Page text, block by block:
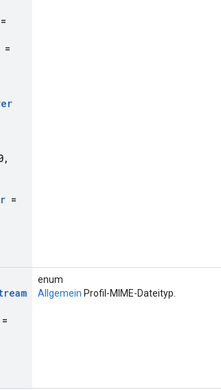
=
=
,
=
=
enum
Allgemein Profil-MIME-Dateityp.